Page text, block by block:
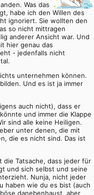
Was das
habe ich den Willen des
ignoriert. Sie wollten den
so nicht mittragen
anderer Ansicht war. Und
hier genau das
- jedenfalls nicht
unternehmen können.
Und es ist ja immer
auch nicht), dass er
und immer die Klappe
sind alle keine Heiligen.
unter denen, die mit
die es nicht sind. Das ist
die Tatsache, dass jeder für
und sich selbst und seine
Nunja, nicht jeder
haben wie du es bist (auch
danebenhaust, aber